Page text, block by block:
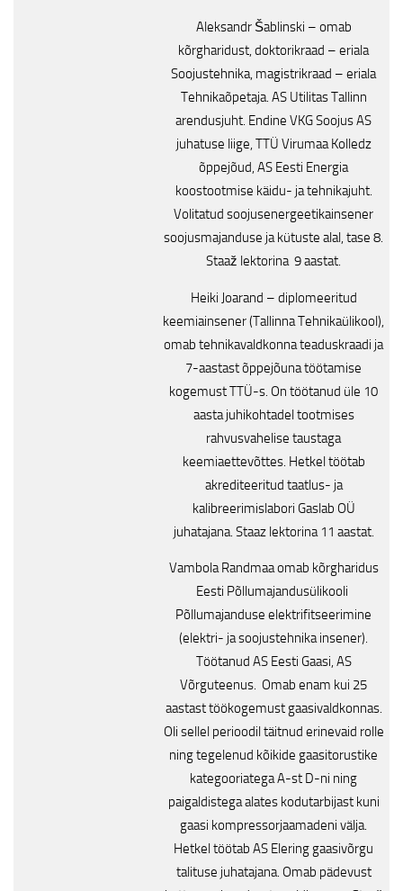
Aleksandr Šablinski – omab
kõrgharidust, doktorikraad – eriala
Soojustehnika, magistrikraad – eriala
Tehnikaõpetaja. AS Utilitas Tallinn
arendusjuht. Endine VKG Soojus AS
juhatuse liige, TTÜ Virumaa Kolledz
õppejõud, AS Eesti Energia
koostootmise käidu- ja tehnikajuht.
Volitatud soojusenergeetikainsener
soojusmajanduse ja kütuste alal, tase 8.
Staaž lektorina 9 aastat.
Heiki Joarand – diplomeeritud
keemiainsener (Tallinna Tehnikaülikool),
omab tehnikavaldkonna teaduskraadi ja
7-aastast õppejõuna töötamise
kogemust TTÜ-s. On töötanud üle 10
aasta juhikohtadel tootmises
rahvusvahelise taustaga
keemiaettevõttes. Hetkel töötab
akrediteeritud taatlus- ja
kalibreerimislabori Gaslab OÜ
juhatajana. Staaz lektorina 11 aastat.
Vambola Randmaa omab kõrgharidus
Eesti Põllumajandusülikooli
Põllumajanduse elektrifitseerimine
(elektri- ja soojustehnika insener).
Töötanud AS Eesti Gaasi, AS
Võrguteenus. Omab enam kui 25
aastast töökogemust gaasivaldkonnas.
Oli sellel perioodil täitnud erinevaid rolle
ning tegelenud kõikide gaasitorustike
kategooriatega A-st D-ni ning
paigaldistega alates kodutarbijast kuni
gaasi kompressorjaamadeni välja.
Hetkel töötab AS Elering gaasivõrgu
talituse juhatajana. Omab pädevust